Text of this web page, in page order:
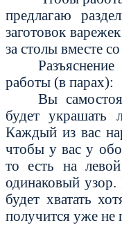
предлагаю
заготовок
за столы вместе
работы (в парах):
Вы
будет украшать
Каждый из вас
чтобы у вас у
то есть на
одинаковый
будет хватать
получится уже не